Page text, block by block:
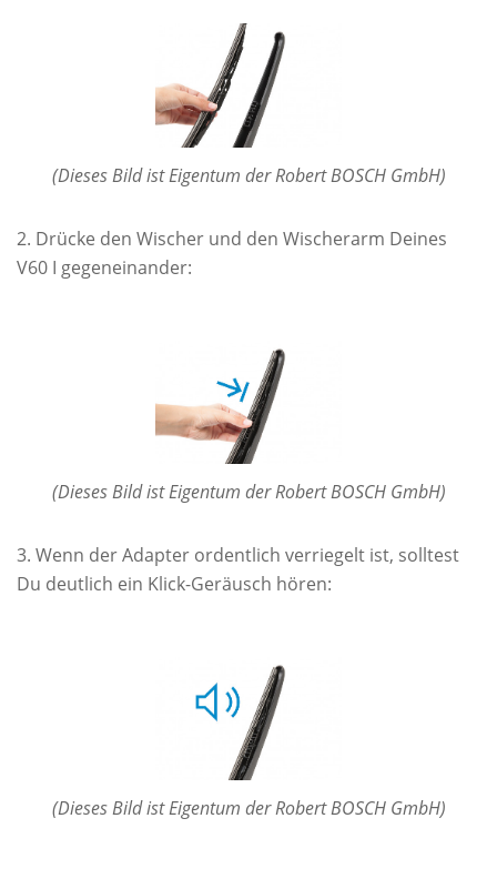
(Dieses Bild ist Eigentum der Robert BOSCH GmbH)
Drücke den Wischer und den Wischerarm Deines
V60 I gegeneinander:
(Dieses Bild ist Eigentum der Robert BOSCH GmbH)
Wenn der Adapter ordentlich verriegelt ist, solltest
Du deutlich ein Klick-Geräusch hören:
(Dieses Bild ist Eigentum der Robert BOSCH GmbH)